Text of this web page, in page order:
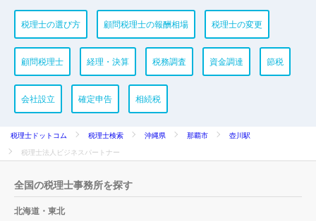
税理士の選び方 顧問税理士の報酬相場 税理士の変更
顧問税理士 経理・決算 税務調査 資金調達 節税
会社設立 確定申告 相続税
税理士ドットコム 税理士検索 沖縄県 那覇市
壺川駅
税理士法人ビジネスパートナー
全国の税理士事務所を探す
北海道・東北